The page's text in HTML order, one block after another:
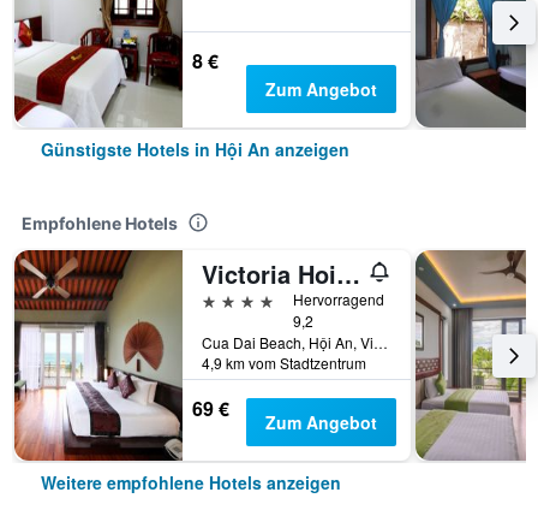
8 €
Zum Angebot
Günstigste Hotels in Hội An anzeigen
Empfohlene Hotels
Victoria Hoi An Beach Resort & Spa
4 Sterne
Hervorragend
9,2
Cua Dai Beach, Hội An, Vietnam
4,9 km vom Stadtzentrum
69 € Zum Angebot
Weitere empfohlene Hotels anzeigen